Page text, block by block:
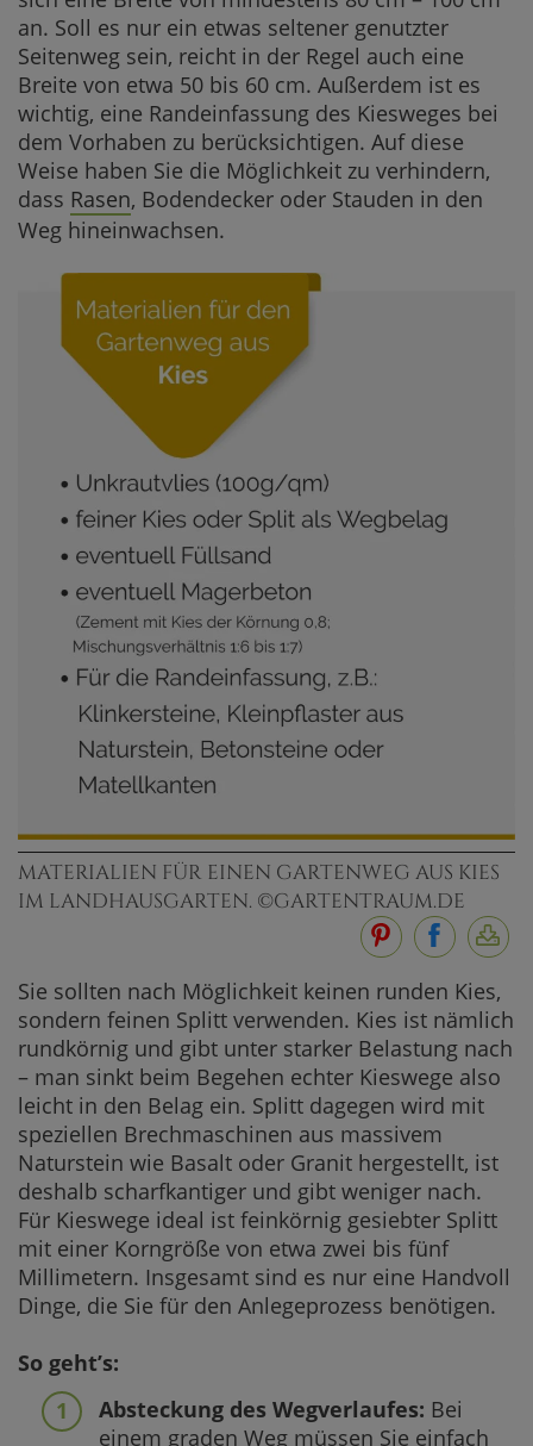
an. Soll es nur ein etwas seltener genutzter
Seitenweg sein, reicht in der Regel auch eine
Breite von etwa 50 bis 60 cm. Außerdem ist es
wichtig, eine Randeinfassung des Kiesweges bei
dem Vorhaben zu berücksichtigen. Auf diese
Weise haben Sie die Möglichkeit zu verhindern,
dass Rasen, Bodendecker oder Stauden in den
Weg hineinwachsen.
MATERIALIEN FÜR EINEN GARTENWEG AUS KIES
IM LANDHAUSGARTEN. ©GARTENTRAUM.DE
Sie sollten nach Möglichkeit keinen runden Kies,
sondern feinen Splitt verwenden. Kies ist nämlich
rundkörnig und gibt unter starker Belastung nach
– man sinkt beim Begehen echter Kieswege also
leicht in den Belag ein. Splitt dagegen wird mit
speziellen Brechmaschinen aus massivem
Naturstein wie Basalt oder Granit hergestellt, ist
deshalb scharfkantiger und gibt weniger nach.
Für Kieswege ideal ist feinkörnig gesiebter Splitt
mit einer Korngröße von etwa zwei bis fünf
Millimetern. Insgesamt sind es nur eine Handvoll
Dinge, die Sie für den Anlegeprozess benötigen.
So geht’s:
Absteckung des Wegverlaufes: Bei
einem graden Weg müssen Sie einfach